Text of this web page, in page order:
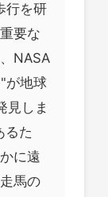
行を研
要な
NASA
が地球
見しま
るた
に遠
馬の